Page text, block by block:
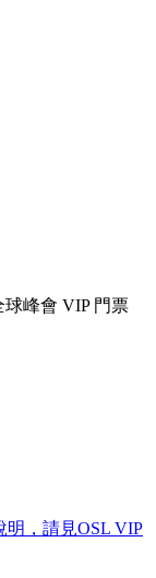
球峰會 VIP 門票
明，請見OSL VIP